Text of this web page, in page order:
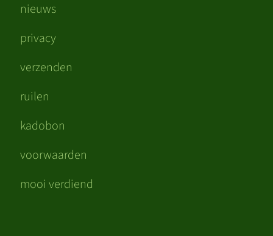
nieuws
privacy
verzenden
ruilen
kadobon
voorwaarden
mooi verdiend